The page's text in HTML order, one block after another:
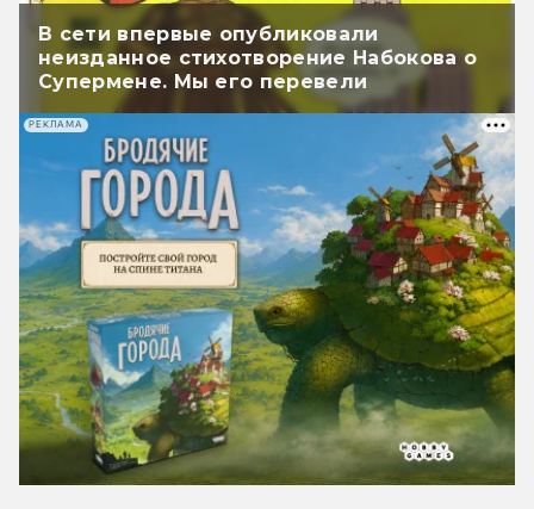
В сети впервые опубликовали
неизданное стихотворение Набокова о
Супермене. Мы его перевели
РЕКЛАМА